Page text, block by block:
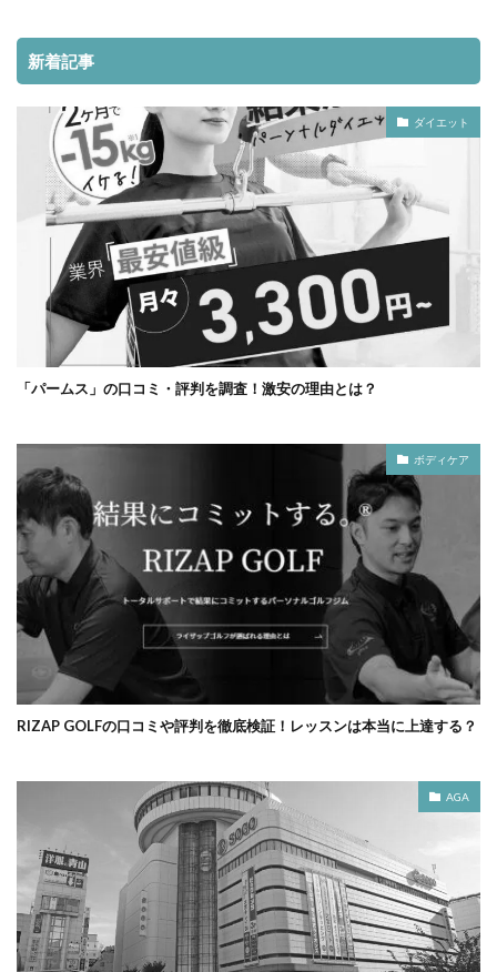
新着記事
ダイエット
「パームス」の口コミ・評判を調査！激安の理由とは？
ボディケア
RIZAP GOLFの口コミや評判を徹底検証！レッスンは本当に上達する？
AGA